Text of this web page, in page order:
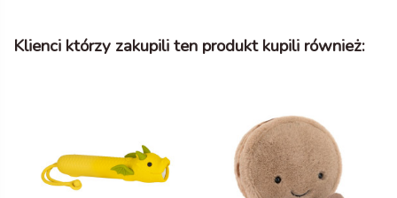
Klienci którzy zakupili ten produkt kupili również: